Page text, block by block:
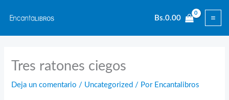
contenido
Bs.0.00
Tres ratones ciegos
Deja un comentario / Uncategorized / Por Encantalibros